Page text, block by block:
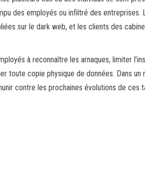
des employés ou infiltré des
sur le dark web, et les clients des
à reconnaître les arnaques, limiter
copie physique de données. Dans
contre les prochaines évolutions de ces